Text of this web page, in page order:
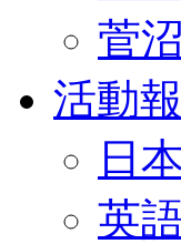
菅
活動
日
英